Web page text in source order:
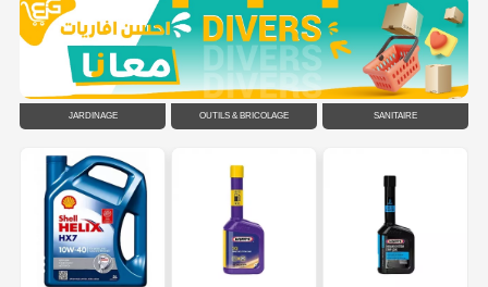
JARDINAGE OUTILS & BRICOLAGE SANITAIRE